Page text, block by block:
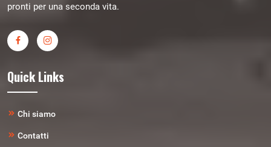
pronti per una seconda vita.
Quick Links
Chi siamo
Contatti